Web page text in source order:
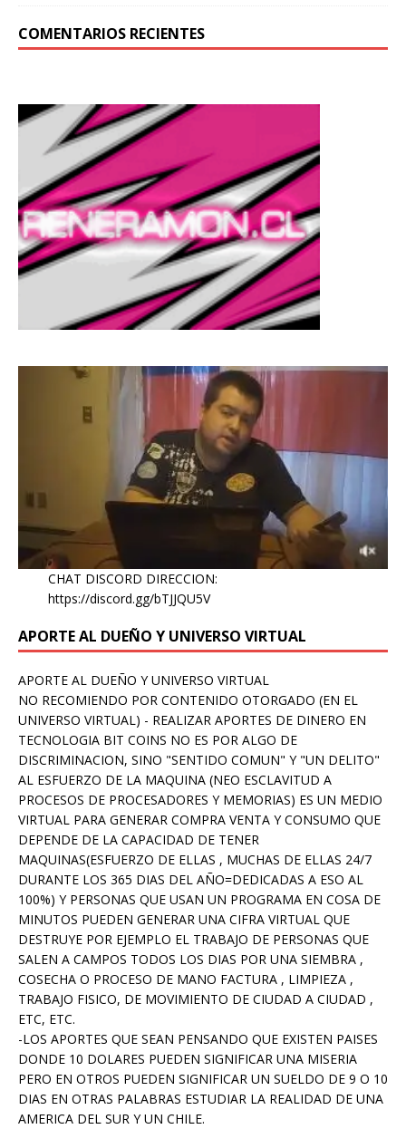
COMENTARIOS RECIENTES
CHAT DISCORD DIRECCION:
https://discord.gg/bTJJQU5V
APORTE AL DUEÑO Y UNIVERSO VIRTUAL
APORTE AL DUEÑO Y UNIVERSO VIRTUAL
NO RECOMIENDO POR CONTENIDO OTORGADO (EN EL
UNIVERSO VIRTUAL) - REALIZAR APORTES DE DINERO EN
TECNOLOGIA BIT COINS NO ES POR ALGO DE
DISCRIMINACION, SINO "SENTIDO COMUN" Y "UN DELITO"
AL ESFUERZO DE LA MAQUINA (NEO ESCLAVITUD A
PROCESOS DE PROCESADORES Y MEMORIAS) ES UN MEDIO
VIRTUAL PARA GENERAR COMPRA VENTA Y CONSUMO QUE
DEPENDE DE LA CAPACIDAD DE TENER
MAQUINAS(ESFUERZO DE ELLAS , MUCHAS DE ELLAS 24/7
DURANTE LOS 365 DIAS DEL AÑO=DEDICADAS A ESO AL
100%) Y PERSONAS QUE USAN UN PROGRAMA EN COSA DE
MINUTOS PUEDEN GENERAR UNA CIFRA VIRTUAL QUE
DESTRUYE POR EJEMPLO EL TRABAJO DE PERSONAS QUE
SALEN A CAMPOS TODOS LOS DIAS POR UNA SIEMBRA ,
COSECHA O PROCESO DE MANO FACTURA , LIMPIEZA ,
TRABAJO FISICO, DE MOVIMIENTO DE CIUDAD A CIUDAD ,
ETC, ETC.
-LOS APORTES QUE SEAN PENSANDO QUE EXISTEN PAISES
DONDE 10 DOLARES PUEDEN SIGNIFICAR UNA MISERIA
PERO EN OTROS PUEDEN SIGNIFICAR UN SUELDO DE 9 O 10
DIAS EN OTRAS PALABRAS ESTUDIAR LA REALIDAD DE UNA
AMERICA DEL SUR Y UN CHILE.